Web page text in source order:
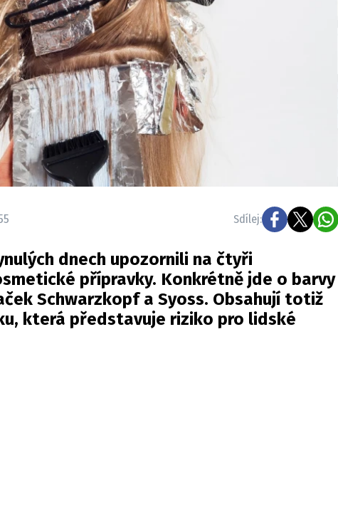
Sdílej:
dnech upozornili na čtyři
přípravky. Konkrétně jde o barvy
Schwarzkopf a Syoss. Obsahují totiž
která představuje riziko pro lidské